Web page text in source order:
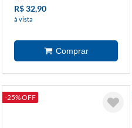
R$ 32,90
à vista
-25% OFF